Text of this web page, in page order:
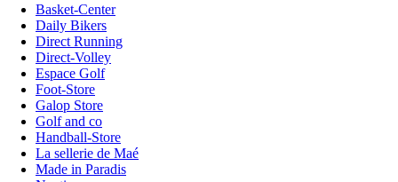
Basket-Center
Daily Bikers
Direct Running
Direct-Volley
Espace Golf
Foot-Store
Galop Store
Golf and co
Handball-Store
La sellerie de Maé
Made in Paradis